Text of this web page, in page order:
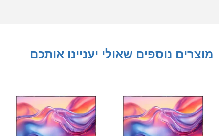
מוצרים נוספים שאולי יעניינו אותכם